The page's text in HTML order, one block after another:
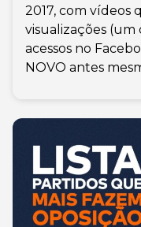
2017, com vídeos
visualizações (um
acessos no
NOVO antes